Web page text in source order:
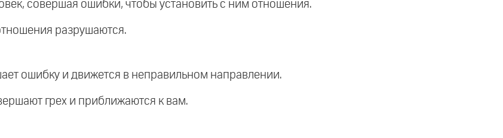
совершая ошибки, чтобы установить с ним отношения.
разрушаются.
ошибку и движется в неправильном направлении.
грех и приближаются к вам.